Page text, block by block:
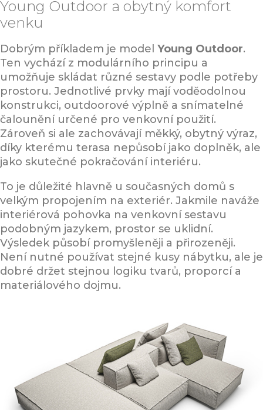
Young Outdoor a obytný komfort
venku
Dobrým příkladem je model Young Outdoor.
Ten vychází z modulárního principu a
umožňuje skládat různé sestavy podle potřeby
prostoru. Jednotlivé prvky mají voděodolnou
konstrukci, outdoorové výplně a snímatelné
čalounění určené pro venkovní použití.
Zároveň si ale zachovávají měkký, obytný výraz,
díky kterému terasa nepůsobí jako doplněk, ale
jako skutečné pokračování interiéru.
To je důležité hlavně u současných domů s
velkým propojením na exteriér. Jakmile naváže
interiérová pohovka na venkovní sestavu
podobným jazykem, prostor se uklidní.
Výsledek působí promyšleněji a přirozeněji.
Není nutné používat stejné kusy nábytku, ale je
dobré držet stejnou logiku tvarů, proporcí a
materiálového dojmu.